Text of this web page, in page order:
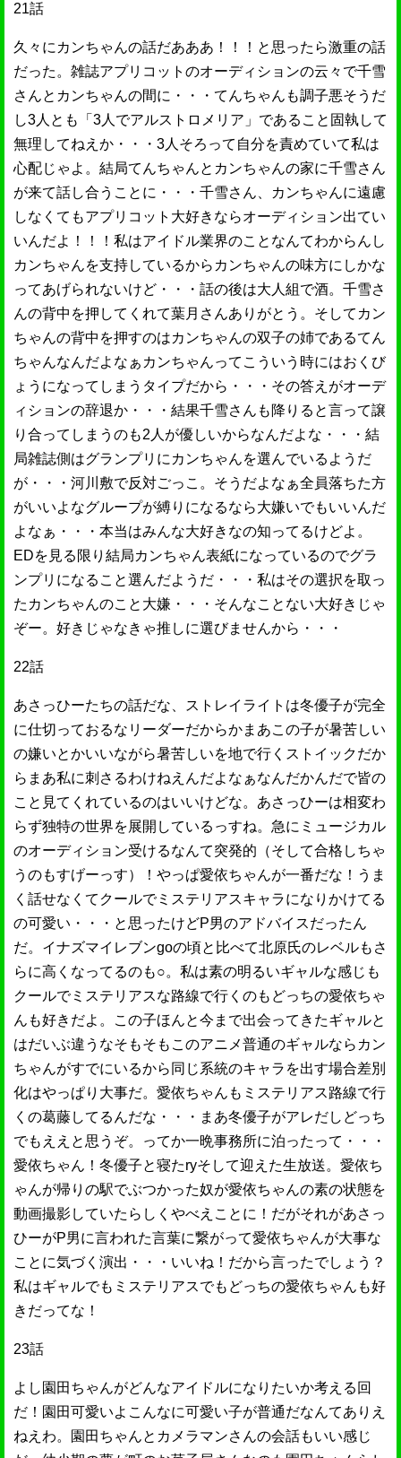
21話
久々にカンちゃんの話だあああ！！！と思ったら激重の話
だった。雑誌アプリコットのオーディションの云々で千雪
さんとカンちゃんの間に・・・てんちゃんも調子悪そうだ
し3人とも「3人でアルストロメリア」であること固執して
無理してねえか・・・3人そろって自分を責めていて私は
心配じゃよ。結局てんちゃんとカンちゃんの家に千雪さん
が来て話し合うことに・・・千雪さん、カンちゃんに遠慮
しなくてもアプリコット大好きならオーディション出てい
いんだよ！！！私はアイドル業界のことなんてわからんし
カンちゃんを支持しているからカンちゃんの味方にしかな
ってあげられないけど・・・話の後は大人組で酒。千雪さ
んの背中を押してくれて葉月さんありがとう。そしてカン
ちゃんの背中を押すのはカンちゃんの双子の姉であるてん
ちゃんなんだよなぁカンちゃんってこういう時にはおくび
ょうになってしまうタイプだから・・・その答えがオーデ
ィションの辞退か・・・結果千雪さんも降りると言って譲
り合ってしまうのも2人が優しいからなんだよな・・・結
局雑誌側はグランプリにカンちゃんを選んでいるようだ
が・・・河川敷で反対ごっこ。そうだよなぁ全員落ちた方
がいいよなグループが縛りになるなら大嫌いでもいいんだ
よなぁ・・・本当はみんな大好きなの知ってるけどよ。
EDを見る限り結局カンちゃん表紙になっているのでグラ
ンプリになること選んだようだ・・・私はその選択を取っ
たカンちゃんのこと大嫌・・・そんなことない大好きじゃ
ぞー。好きじゃなきゃ推しに選びませんから・・・
22話
あさっひーたちの話だな、ストレイライトは冬優子が完全
に仕切っておるなリーダーだからかまあこの子が暑苦しい
の嫌いとかいいながら暑苦しいを地で行くストイックだか
らまあ私に刺さるわけねえんだよなぁなんだかんだで皆の
こと見てくれているのはいいけどな。あさっひーは相変わ
らず独特の世界を展開しているっすね。急にミュージカル
のオーディション受けるなんて突発的（そして合格しちゃ
うのもすげーっす）！やっぱ愛依ちゃんが一番だな！うま
く話せなくてクールでミステリアスキャラになりかけてる
の可愛い・・・と思ったけどP男のアドバイスだったん
だ。イナズマイレブンgoの頃と比べて北原氏のレベルもさ
らに高くなってるのも○。私は素の明るいギャルな感じも
クールでミステリアスな路線で行くのもどっちの愛依ちゃ
んも好きだよ。この子ほんと今まで出会ってきたギャルと
はだいぶ違うなそもそもこのアニメ普通のギャルならカン
ちゃんがすでにいるから同じ系統のキャラを出す場合差別
化はやっぱり大事だ。愛依ちゃんもミステリアス路線で行
くの葛藤してるんだな・・・まあ冬優子がアレだしどっち
でもええと思うぞ。ってか一晩事務所に泊ったって・・・
愛依ちゃん！冬優子と寝たryそして迎えた生放送。愛依ち
ゃんが帰りの駅でぶつかった奴が愛依ちゃんの素の状態を
動画撮影していたらしくやべえことに！だがそれがあさっ
ひーがP男に言われた言葉に繋がって愛依ちゃんが大事な
ことに気づく演出・・・いいね！だから言ったでしょう？
私はギャルでもミステリアスでもどっちの愛依ちゃんも好
きだってな！
23話
よし園田ちゃんがどんなアイドルになりたいか考える回
だ！園田可愛いよこんなに可愛い子が普通だなんてありえ
ねえわ。園田ちゃんとカメラマンさんの会話もいい感じ